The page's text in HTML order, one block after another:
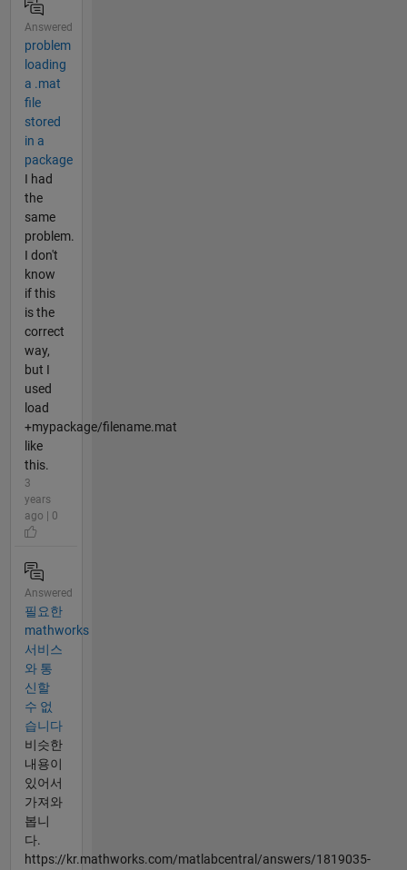
Answered
problem
loading
a .mat
file
stored
in a
package
I had
the
same
problem.
I don't
know
if this
is the
correct
way,
but I
used
load
+mypackage/filename.mat
like
this.
3
years
ago | 0
Answered
필요한
mathworks
서비스
와 통
신할
수 없
습니다
비슷한
내용이
있어서
가져와
봅니
다.
https://kr.mathworks.com/matlabcentral/answers/1819035-